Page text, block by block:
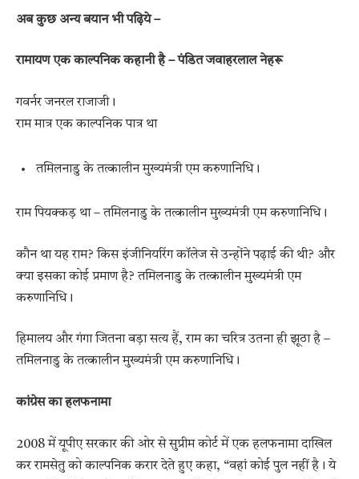
अब कुछ अन्य बयान भी पढ़िये –
रामायण एक काल्पनिक कहानी है – पंडित जवाहरलाल नेहरू
गवर्नर जनरल राजाजी।
राम मात्र एक काल्पनिक पात्र था
तमिलनाडु के तत्कालीन मुख्यमंत्री एम करुणानिधि।
राम पियक्कड़ था – तमिलनाडु के तत्कालीन मुख्यमंत्री एम करुणानिधि।
कौन था यह राम? किस इंजीनियरिंग कॉलेज से उन्होंने पढ़ाई की थी? और
क्या इसका कोई प्रमाण है? तमिलनाडु के तत्कालीन मुख्यमंत्री एम
करुणानिधि।
हिमालय और गंगा जितना बड़ा सत्य हैं, राम का चरित्र उतना ही झूठा है –
तमिलनाडु के तत्कालीन मुख्यमंत्री एम करुणानिधि।
कांग्रेस का हलफनामा
2008 में यूपीए सरकार की ओर से सुप्रीम कोर्ट में एक हलफनामा दाखिल
कर रामसेतु को काल्पनिक करार देते हुए कहा, “वहां कोई पुल नहीं है। ये